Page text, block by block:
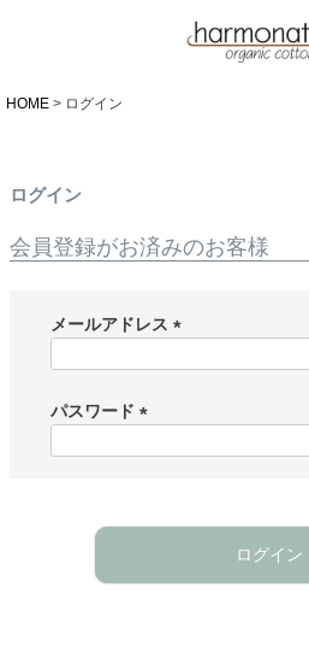
HOME ログイン
ログイン
会員登録がお済みのお客様
メールアドレス
)
パスワード
ログイン